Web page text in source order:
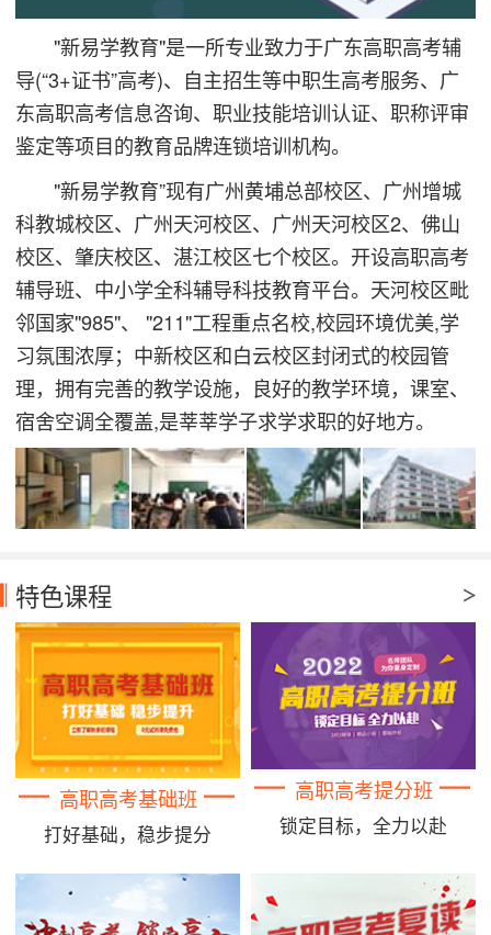
"新易学教育"是一所专业致力于广东高职高考辅
导(“3+证书”高考)、自主招生等中职生高考服务、广
东高职高考信息咨询、职业技能培训认证、职称评审
鉴定等项目的教育品牌连锁培训机构。
"新易学教育”现有广州黄埔总部校区、广州增城
科教城校区、广州天河校区、广州天河校区2、佛山
校区、肇庆校区、湛江校区七个校区。开设高职高考
辅导班、中小学全科辅导科技教育平台。天河校区毗
邻国家"985"、 "211"工程重点名校,校园环境优美,学
习氛围浓厚；中新校区和白云校区封闭式的校园管
理，拥有完善的教学设施，良好的教学环境，课室、
宿舍空调全覆盖,是莘莘学子求学求职的好地方。
特色课程
高职高考基础班
打好基础，稳步提分
高职高考提分班
锁定目标，全力以赴